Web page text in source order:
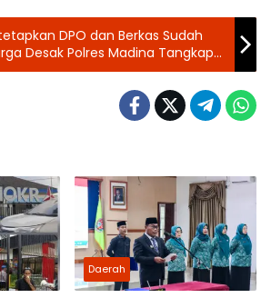
DPO dan Berkas Sudah
Desak Polres Madina Tangkap
Daerah